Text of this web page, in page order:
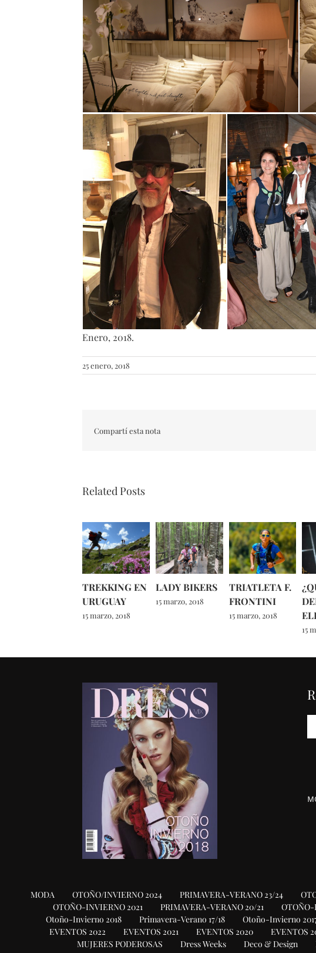
Enero, 2018.
25 enero, 2018
Compartí esta nota
Related Posts
TREKKING EN
URUGUAY
15 marzo, 2018
LADY BIKERS
15 marzo, 2018
TRIATLETA F.
FRONTINI
15 marzo, 2018
15
MODA OTOÑO/INVIERNO 2024 PRIMAVERA-VERANO 23/24
OTOÑO-INVIERNO 2021
PRIMAVERA-VERANO 20/21
Otoño-Invierno 2018
Primavera-Verano 17/18 Otoño-Invierno
EVENTOS 2022
EVENTOS 2021 EVENTOS 2020 EVENTOS
MUJERES PODEROSAS
Dress Weeks Deco & Design